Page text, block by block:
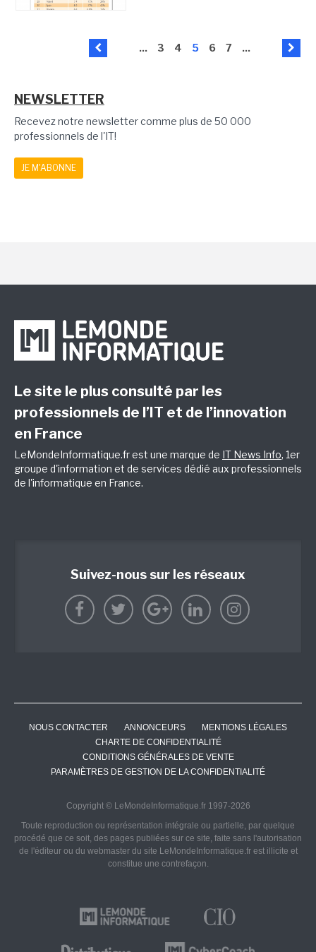
... 3 4 5 6 7 ...
NEWSLETTER
Recevez notre newsletter comme plus de 50 000
professionnels de l'IT!
JE M'ABONNE
Le site le plus consulté par les
professionnels de l’IT et de l’innovation
en France
LeMondeInformatique.fr est une marque de IT News Info, 1er
groupe d'information et de services dédié aux professionnels
de l'informatique en France.
Suivez-nous sur les réseaux
NOUS CONTACTER ANNONCEURS
MENTIONS LÉGALES
CHARTE DE CONFIDENTIALITÉ
CONDITIONS GÉNÉRALES DE VENTE
PARAMÈTRES DE GESTION DE LA CONFIDENTIALITÉ
Copyright © LeMondeInformatique.fr 1997-2026
Toute reproduction ou représentation intégrale ou partielle, par quelque
procédé que ce soit, des pages publiées sur ce site, faite sans l'autorisation
de l'éditeur ou du webmaster du site LeMondeInformatique.fr est illicite et
constitue une contrefaçon.